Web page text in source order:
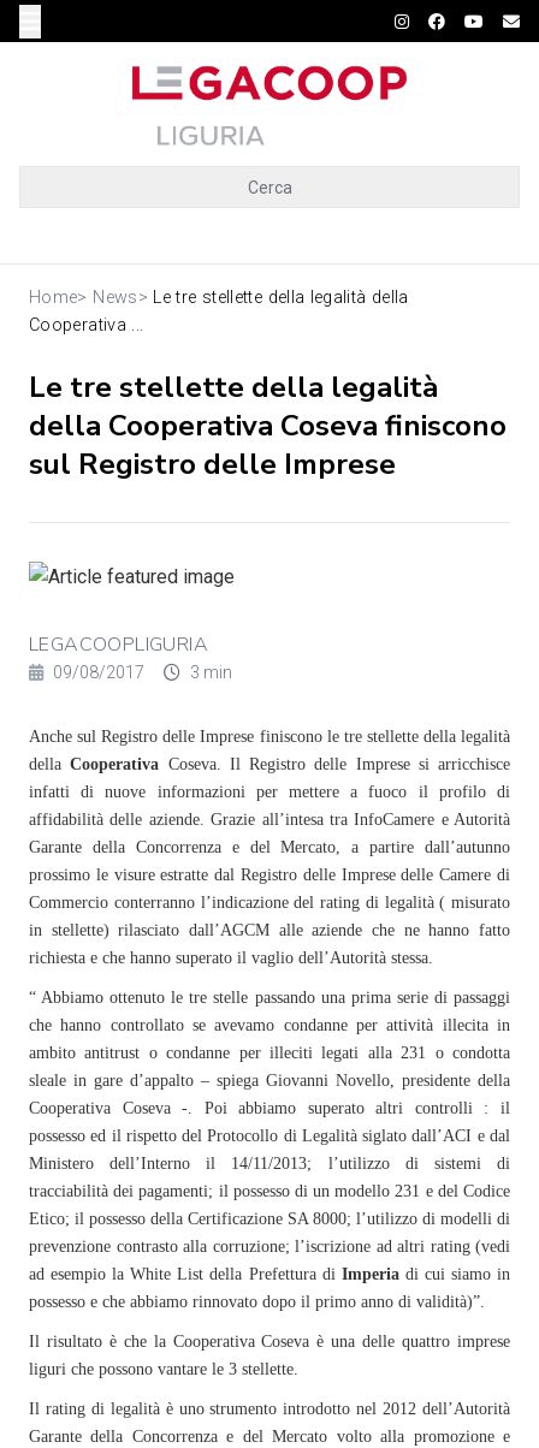
Cerca
Home> News> Le tre stellette della legalità della
Cooperativa ...
Le tre stellette della legalità
della Cooperativa Coseva finiscono
sul Registro delle Imprese
LEGACOOPLIGURIA
09/08/2017 3 min
Anche sul Registro delle Imprese finiscono le tre stellette della legalità
dellaCooperativa Coseva. Il Registro delle Imprese si arricchisce
infatti di nuove informazioni per mettere a fuoco il profilo di
affidabilità delle aziende. Grazie all’intesa tra InfoCamere e Autorità
Garante della Concorrenza e del Mercato, a partire dall’autunno
prossimo le visure estratte dal Registro delle Imprese delle Camere di
Commercio conterranno l’indicazione del rating di legalità ( misurato
in stellette) rilasciato dall’AGCM alle aziende che ne hanno fatto
richiesta e che hanno superato il vaglio dell’Autorità stessa.
“ Abbiamo ottenuto le tre stelle passando una prima serie di passaggi
che hanno controllato se avevamo condanne per attività illecita in
ambito antitrust o condanne per illeciti legati alla 231 o condotta
sleale in gare d’appalto – spiega Giovanni Novello, presidente della
Cooperativa Coseva -. Poi abbiamo superato altri controlli : il
possesso ed il rispetto del Protocollo di Legalità siglato dall’ACI e dal
Ministero dell’Interno il 14/11/2013; l’utilizzo di sistemi di
tracciabilità dei pagamenti; il possesso di un modello 231 e del Codice
Etico; il possesso della Certificazione SA 8000; l’utilizzo di modelli di
prevenzione contrasto alla corruzione; l’iscrizione ad altri rating (vedi
ad esempio la White List della Prefettura di Imperiadi cui siamo in
possesso e che abbiamo rinnovato dopo il primo anno di validità)”.
Il risultato è che la Cooperativa Coseva è una delle quattro imprese
liguri che possono vantare le 3 stellette.
Il rating di legalità è uno strumento introdotto nel 2012 dell’Autorità
Garante della Concorrenza e del Mercato volto alla promozione e